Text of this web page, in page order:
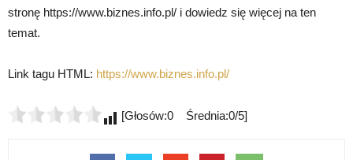
stronę https://www.biznes.info.pl/ i dowiedz się więcej na ten
temat.
Link tagu HTML: https://www.biznes.info.pl/
[Głosów:0 Średnia:0/5]